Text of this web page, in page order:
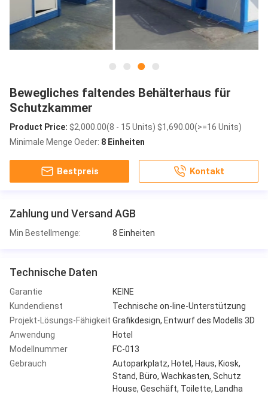
Bewegliches faltendes Behälterhaus für
Schutzkammer
Product Price: $2,000.00(8 - 15 Units) $1,690.00(>=16 Units)
Minimale Menge Oeder: 8 Einheiten
Bestpreis Kontakt
Zahlung und Versand AGB
Min Bestellmenge: 8 Einheiten
Technische Daten
Garantie
KEINE
Kundendienst
Technische on-line-Unterstützung
Projekt-Lösungs-Fähigkeit Grafikdesign, Entwurf des Modells 3D
Anwendung
Hotel
Modellnummer
FC-013
Gebrauch
Autoparkplatz, Hotel, Haus, Kiosk,
Stand, Büro, Wachkasten, Schutz
House, Geschäft, Toilette, Landha